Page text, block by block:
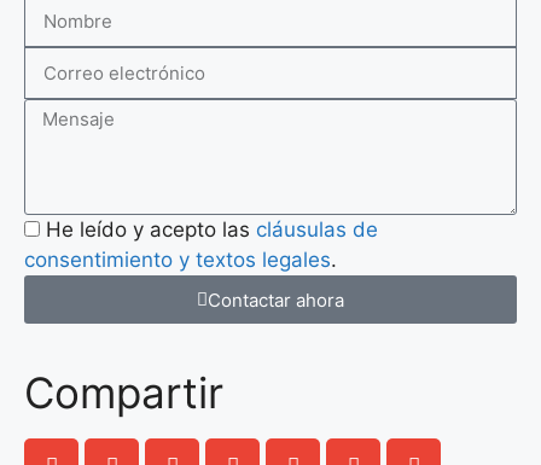
He leído y acepto las cláusulas de
consentimiento y textos legales.
Contactar ahora
Compartir